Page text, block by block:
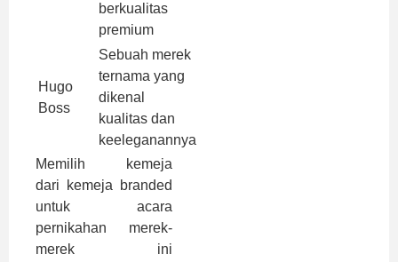
berkualitas
premium
Hugo
Boss
Sebuah merek
ternama yang
dikenal
kualitas dan
keeleganannya
Memilih kemeja
dari
kemeja branded
untuk acara
pernikahan merek-
merek ini